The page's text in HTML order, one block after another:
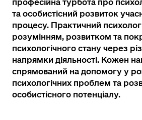
Підвищення
інтеграцію сучасних та
підходів:
Терапевтичні підходи:
● «Основи когнітивно-
(КПТ). 2023 р.
професійна турбота про
та особистісний розвиток
процесу. Практичний
розумінням, розвитком та
психологічного стану через
напрямки діяльності. Кожен
спрямований на допомогу у
психологічних проблем та
особистісного потенціалу.